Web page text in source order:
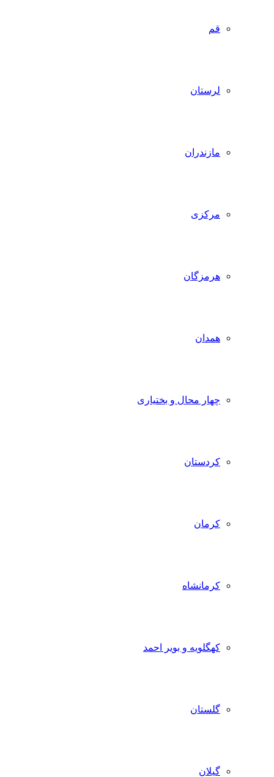
قم
لرستان
مازندران
مرکزی
هرمزگان
همدان
چهار محال و بختیاری
کردستان
کرمان
کرمانشاه
کهگلویه و بویر احمد
گلستان
گیلان